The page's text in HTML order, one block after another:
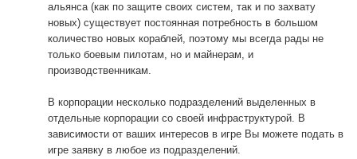
альянса (как по защите своих систем, так и по захвату
новых) существует постоянная потребность в большом
количество новых кораблей, поэтому мы всегда рады не
только боевым пилотам, но и майнерам, и
производственникам.
В корпорации несколько подразделений выделенных в
отдельные корпорации со своей инфраструктурой. В
зависимости от ваших интересов в игре Вы можете подать в
игре заявку в любое из подразделений.